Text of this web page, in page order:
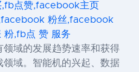
点赞,facebook主页
粉丝,facebook
,fb点 赞 服务
领域的发展趋势速率和获得
领域。智能机的兴起、数据